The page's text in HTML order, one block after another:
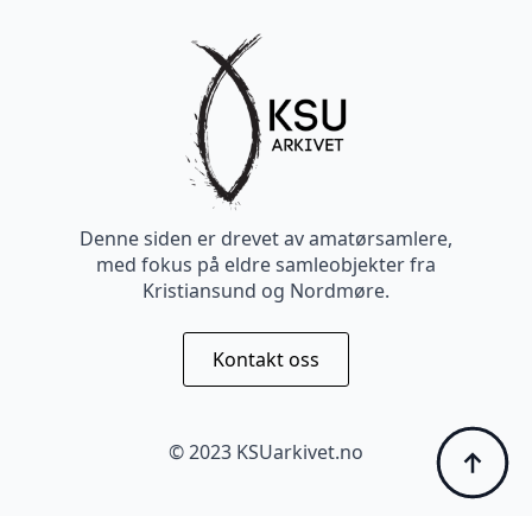
Denne siden er drevet av amatørsamlere,
med fokus på eldre samleobjekter fra
Kristiansund og Nordmøre.
Kontakt oss
© 2023 KSUarkivet.no